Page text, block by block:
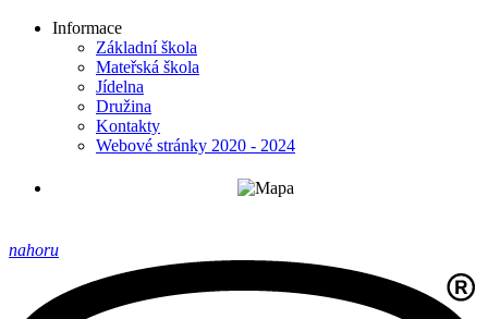
Informace
Základní škola
Mateřská škola
Jídelna
Družina
Kontakty
Webové stránky 2020 - 2024
nahoru